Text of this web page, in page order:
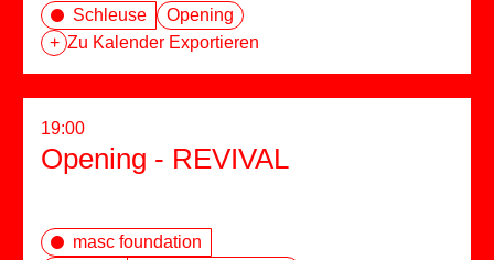
Schleuse
Opening
+ Zu Kalender Exportieren
19:00
Opening - REVIVAL
masc foundation